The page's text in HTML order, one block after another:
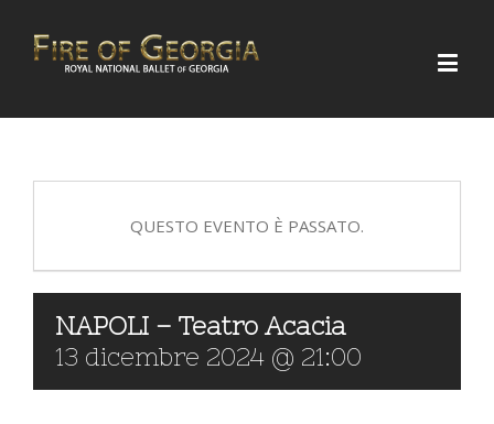
QUESTO EVENTO È PASSATO.
NAPOLI – Teatro Acacia
13 dicembre 2024 @ 21:00